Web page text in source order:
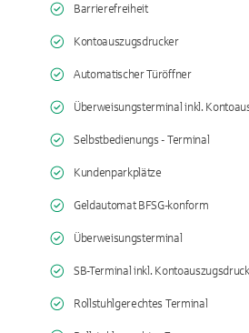
Barrierefreiheit
Kontoauszugsdrucker
Automatischer Türöffner
Überweisungsterminal inkl.
Selbstbedienungs - Terminal
Kundenparkplätze
Geldautomat BFSG-konform
Überweisungsterminal
SB-Terminal inkl.
Rollstuhlgerechtes Terminal